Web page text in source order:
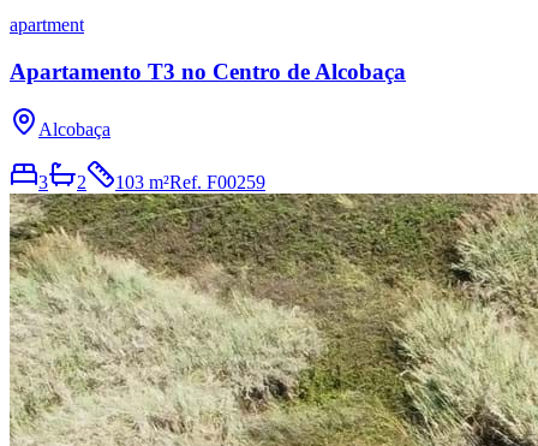
apartment
Apartamento T3 no Centro de Alcobaça
Alcobaça
3 2 103 m²Ref. F00259